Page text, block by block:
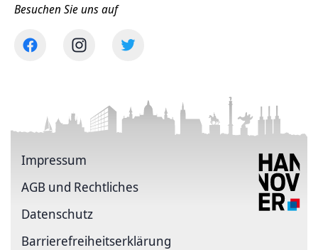
Besuchen Sie uns auf
Impressum
AGB und Rechtliches
Datenschutz
Barriere­freiheits­erklärung